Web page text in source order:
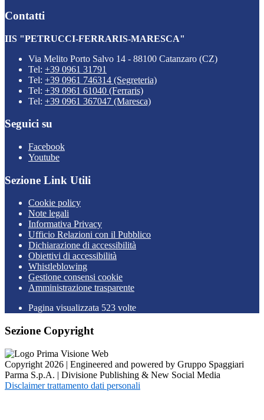
Contatti
IIS "PETRUCCI-FERRARIS-MARESCA"
Via Melito Porto Salvo 14 - 88100 Catanzaro (CZ)
Tel: +39 0961 31791
Tel: +39 0961 746314 (Segreteria)
Tel: +39 0961 61040 (Ferraris)
Tel: +39 0961 367047 (Maresca)
Seguici su
Facebook
Youtube
Sezione Link Utili
Cookie policy
Note legali
Informativa Privacy
Ufficio Relazioni con il Pubblico
Dichiarazione di accessibilità
Obiettivi di accessibilità
Whistleblowing
Gestione consensi cookie
Amministrazione trasparente
Pagina visualizzata 523 volte
Sezione Copyright
Copyright 2026 | Engineered and powered by Gruppo Spaggiari
Parma S.p.A. | Divisione Publishing & New Social Media
Disclaimer trattamento dati personali